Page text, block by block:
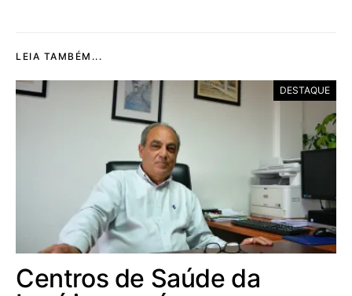
LEIA TAMBÉM...
DESTAQUE
Centros de Saúde da